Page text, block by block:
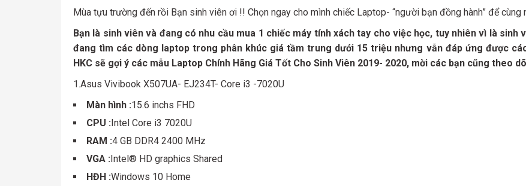
Mùa tựu trường đến rồi Bạn sinh viên ơi !! Chọn ngay cho mình chiếc Laptop- “người bạn đồng hành” để
Bạn là sinh viên và đang có nhu cầu mua 1 chiếc máy tính xách tay cho việc học, tuy nhiên vì là sinh
đang tìm các dòng laptop trong phân khúc giá tầm trung dưới 15 triệu nhưng vẫn đáp ứng được
HKC sẽ gợi ý các mẫu Laptop Chính Hãng Giá Tốt Cho Sinh Viên 2019- 2020, mời các bạn cũng theo
1.Asus Vivibook X507UA- EJ234T- Core i3 -7020U
Màn hình :15.6 inchs FHD
CPU :Intel Core i3 7020U
RAM :4 GB DDR4 2400 MHz
VGA :Intel® HD graphics Shared
HĐH :Windows 10 Home